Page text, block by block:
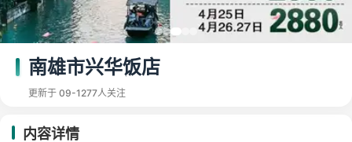
南雄市兴华饭店
更新于 09-1277人关注
内容详情